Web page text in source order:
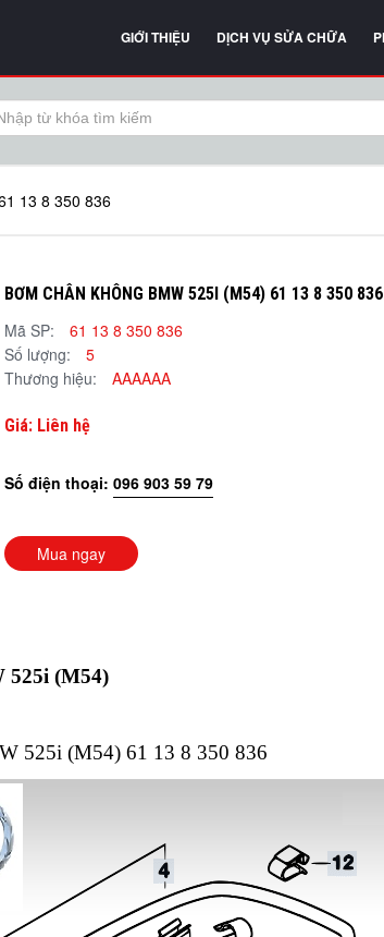
GIỚI THIỆU DỊCH VỤ SỬA CHỮA
13 8 350 836
BƠM CHÂN KHÔNG BMW 525I (M54) 61 13 8 350 836
Mã SP:
61 13 8 350 836
Số lượng:
5
Thương hiệu:
AAAAAA
Giá: Liên hệ
Số điện thoại: 096 903 59 79
Mua ngay
525i (M54)
525i (M54) 61 13 8 350 836